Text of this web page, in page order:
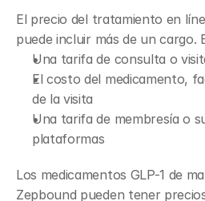
El precio del tratamiento en
puede incluir más de un cargo.
Una tarifa de consulta o
El costo del medicamento,
de la visita
Una tarifa de membresía o
plataformas
Los medicamentos GLP-1 de
Zepbound pueden tener